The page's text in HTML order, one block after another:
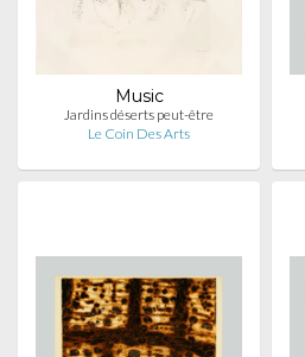
Music
Jardins déserts peut-être
Le Coin Des Arts